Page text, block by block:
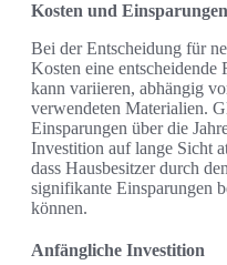
Kosten und
Bei der Entscheidung für
Kosten eine
kann variieren, abhängig
verwendeten Materialien.
Einsparungen über die
Investition auf lange Sicht
dass Hausbesitzer durch
signifikante Einsparungen
können.
Anfängliche Investition